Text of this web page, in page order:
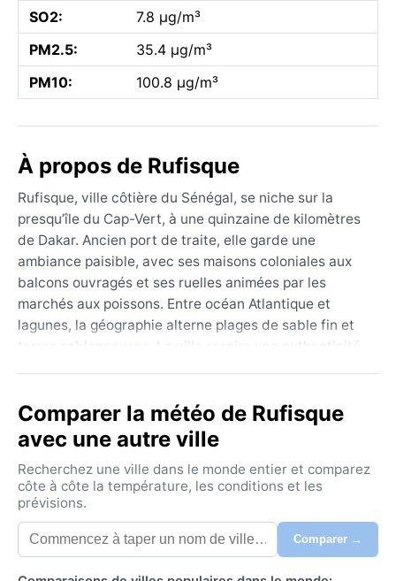
SO2:
7.8 µg/m³
PM2.5:
35.4 µg/m³
PM10:
100.8 µg/m³
À propos de Rufisque
Rufisque, ville côtière du Sénégal, se niche sur la
presqu’île du Cap-Vert, à une quinzaine de kilomètres
de Dakar. Ancien port de traite, elle garde une
ambiance paisible, avec ses maisons coloniales aux
balcons ouvragés et ses ruelles animées par les
marchés aux poissons. Entre océan Atlantique et
lagunes, la géographie alterne plages de sable fin et
terres sablonneuses. La ville respire une authenticité
Petite-Côte.
Sous un climat semi-aride chaud (BSh), Rufisque
connaît deux saisons marquées. L’hiver, de novembre
à mai, est sec et ensoleillé, avec des températures
agréables de 20 à 30 °C, portées par l’harmattan, ce
vent chaud et poussiéreux venu du Sahara. L’été, de
juin à octobre, est la saison des pluies, avec des
Comparer la météo de Rufisque
avec une autre ville
Recherchez une ville dans le monde entier et comparez
côte à côte la température, les conditions et les
prévisions.
Comparer →